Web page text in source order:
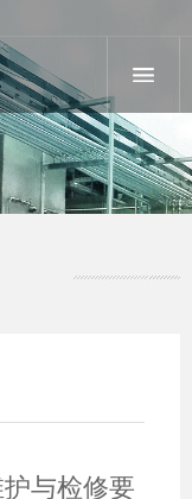
与检修要